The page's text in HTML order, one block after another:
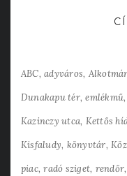
ABC adyváros
Dunakapu tér emlékmű
Kazinczy utca Kettős
Kisfaludy könyvtár
piac radó sziget rendőr